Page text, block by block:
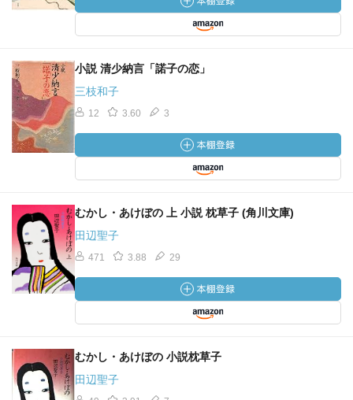
小説 清少納言「諾子の恋」
三枝和子
12 3.60 3
むかし・あけぼの 上 小説 枕草子 (角川文庫)
田辺聖子
471 3.88 29
むかし・あけぼの 小説枕草子
田辺聖子